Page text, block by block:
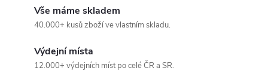
Vše máme skladem
40.000+ kusů zboží ve vlastním skladu.
Výdejní místa
12.000+ výdejních míst po celé ČR a SR.